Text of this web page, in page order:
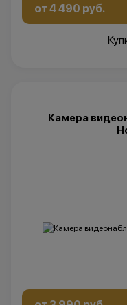
от 4 490 руб.
Камера